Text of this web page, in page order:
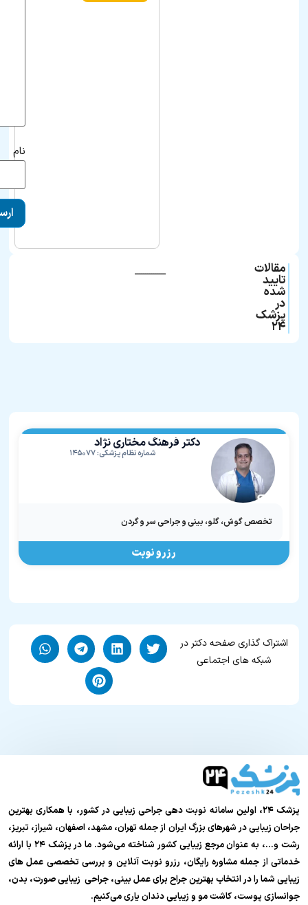
نام
مقالات
تایید
شده
در
پزشک
۲۴
ـــــــــــــــ
دکتر فرهنگ مختاری نژاد
شماره نظام پزشکی: ۱۴۵۰۷۷
تخصص گوش، گلو، بینی و جراحی سر و گردن
رزرو نوبت
اشتراک گذاری صفحه دکتر در
شبکه های اجتماعی
پزشک ۲۴، اولین سامانه نوبت دهی جراحی زیبایی در کشور، با همکاری بهترین
جراحان زیبایی در شهرهای بزرگ ایران از جمله تهران، مشهد، اصفهان، شیراز، تبریز،
رشت و…، به عنوان مرجع زیبایی کشور شناخته می‌شود. ما در پزشک ۲۴ با ارائه
خدماتی از جمله مشاوره رایگان، رزرو نوبت آنلاین و بررسی تخصصی عمل های
زیبایی شما را در انتخاب بهترین جراح برای عمل بینی، جراحی زیبایی صورت، بدن،
جوانسازی پوست، کاشت مو و زیبایی دندان یاری می‌کنیم.